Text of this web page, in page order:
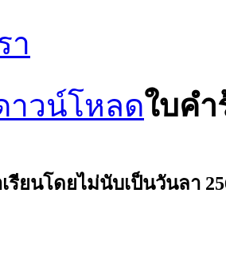
า
าวน์โหลดใบคำ
รียนโดยไม่นับเป็นวันลา